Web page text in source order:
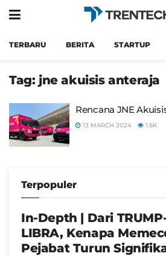
TERBARU BERITA STARTUP
Tag: jne akuisis anteraja
Rencana JNE
13 MARCH 2024 1.6K
Terpopuler
In-Depth | Dari
LIBRA, Kenapa
Pejabat Turun